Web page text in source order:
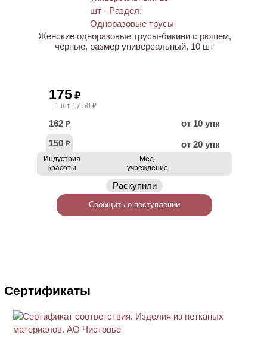
Женские одноразовые трусы-бикини с рюшем,
чёрные, размер универсальный, 10 шт
175 ₽
1 шт 17.50 ₽
162 ₽
от 10 упк
150 ₽ от 20 упк
Индустрия
красоты
Мед.
учреждение
Раскупили
Сообщить о поступлении
Сертификаты